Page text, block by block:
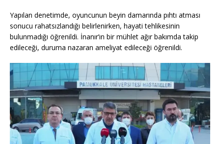
Yapılan denetimde, oyuncunun beyin damarında pıhtı atması
sonucu rahatsızlandığı belirlenirken, hayati tehlikesinin
bulunmadığı öğrenildi. İnanır’ın bir mühlet ağır bakımda takip
edileceği, duruma nazaran ameliyat edileceği öğrenildi.